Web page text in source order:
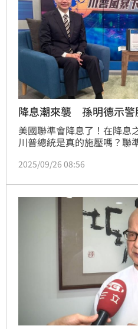
降息潮來襲 孫明德示警
美國聯準會降息了！在降息
川普總統是真的施壓嗎？聯
經濟意義呢？又會帶來資金
2025/09/26 08:56